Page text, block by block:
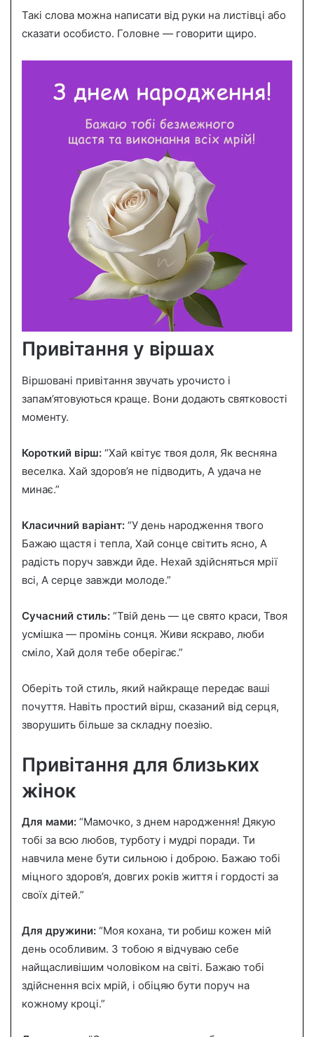
Такі слова можна написати від руки на листівці або
сказати особисто. Головне — говорити щиро.
Привітання у віршах
Віршовані привітання звучать урочисто і
запам’ятовуються краще. Вони додають святковості
моменту.
Короткий вірш: “Хай квітує твоя доля, Як весняна
веселка. Хай здоров’я не підводить, А удача не
минає.”
Класичний варіант: “У день народження твого
Бажаю щастя і тепла, Хай сонце світить ясно, А
радість поруч завжди йде. Нехай здійсняться мрії
всі, А серце завжди молоде.”
Сучасний стиль: “Твій день — це свято краси, Твоя
усмішка — промінь сонця. Живи яскраво, люби
сміло, Хай доля тебе оберігає.”
Оберіть той стиль, який найкраще передає ваші
почуття. Навіть простий вірш, сказаний від серця,
зворушить більше за складну поезію.
Привітання для близьких
жінок
Для мами: “Мамочко, з днем народження! Дякую
тобі за всю любов, турботу і мудрі поради. Ти
навчила мене бути сильною і доброю. Бажаю тобі
міцного здоров’я, довгих років життя і гордості за
своїх дітей.”
Для дружини: “Моя кохана, ти робиш кожен мій
день особливим. З тобою я відчуваю себе
найщасливішим чоловіком на світі. Бажаю тобі
здійснення всіх мрій, і обіцяю бути поруч на
кожному кроці.”